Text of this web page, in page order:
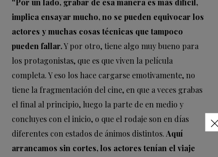
“Por un lado, grabar de esa manera es más difícil,
implica ensayar mucho, no se pueden equivocar los
actores y muchas cosas técnicas que tampoco
pueden fallar.Y por otro, tiene algo muy bueno para
los protagonistas, que es que viven la película
completa. Y eso los hace cargarse emotivamente, no
tiene la fragmentación del cine, en que a veces grabas
el final al principio, luego la parte de en medio y
concluyes con el inicio, o que el rodaje son en días
diferentes con estados de ánimos distintos. Aquí
arrancamos sin cortes, los actores tenían el viaje